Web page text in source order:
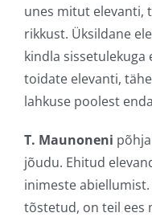
unes mitut elevanti,
rikkust. Üksildane
kindla sissetulekuga
toidate elevanti,
lahkuse poolest
T. Maunoneni
jõudu. Ehitud
inimeste
tõstetud, on teil ees